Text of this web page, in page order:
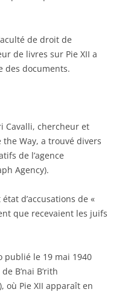
de droit de
de livres sur Pie XII a
des documents.
Cavalli, chercheur et
Way, a trouvé divers
de l’agence
Agency).
d’accusations de «
que recevaient les juifs
publié le 19 mai 1940
B’nai B’rith
où Pie XII apparaît en